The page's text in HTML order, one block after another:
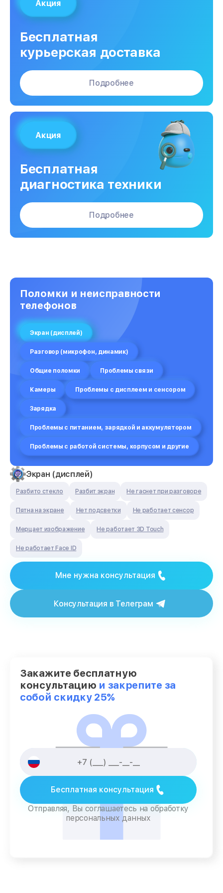
Акция
Бесплатная
курьерская доставка
Подробнее
Акция
Бесплатная
диагностика техники
Подробнее
Поломки и неисправности
телефонов
Экран (дисплей)
Разговор (микрофон, динамик)
Общие поломки Проблемы связи
Камеры Проблемы с дисплеем и сенсором
Зарядка
Проблемы с питанием, зарядкой и аккумулятором
Проблемы с работой системы, корпусом и другие
Экран (дисплей)
Разбито стекло Разбит экран Не гаснет при разговоре
Пятна на экране Нет подсветки Не работает сенсор
Мерцает изображение Не работает 3D Touch
Не работает Face ID
Мне нужна консультация
Консультация в Телеграм
Закажите бесплатную
консультацию и закрепите за
собой скидку 25%
Бесплатная консультация
Отправляя, Вы соглашаетесь на обработку
персональных данных